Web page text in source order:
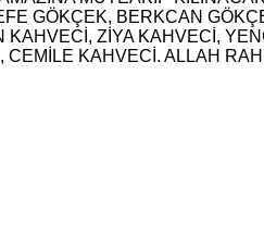
GÖKÇEK, BERKCAN
ZİYA KAHVECİ,
KAHVECİ. ALLAH